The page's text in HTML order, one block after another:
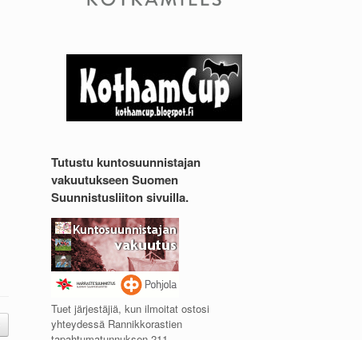
Tutustu kuntosuunnistajan
vakuutukseen Suomen
Suunnistusliiton sivuilla.
Tuet järjestäjiä, kun ilmoitat ostosi
yhteydessä Rannikkorastien